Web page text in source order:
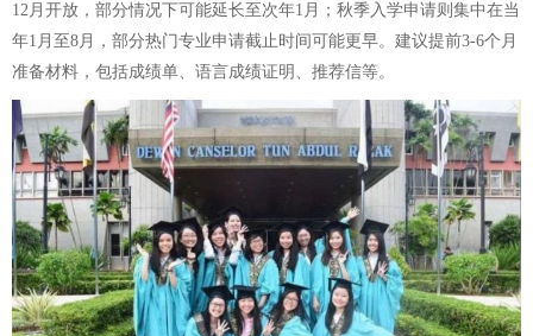
12月开放，部分情况下可能延长至次年1月；秋季入学申请则集中在当
年1月至8月，部分热门专业申请截止时间可能更早。建议提前3-6个月
准备材料，包括成绩单、语言成绩证明、推荐信等。